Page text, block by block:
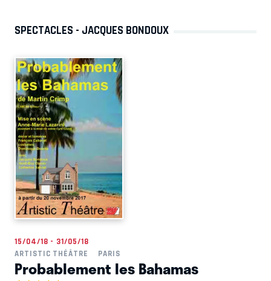
SPECTACLES - JACQUES BONDOUX
15/04/18 - 31/05/18
ARTISTIC THÉÂTRE
PARIS
Probablement les Bahamas